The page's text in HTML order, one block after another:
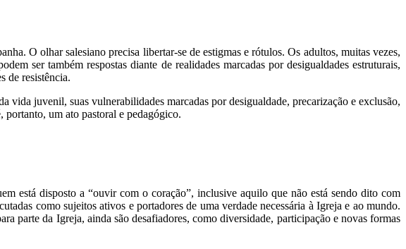
O olhar salesiano precisa libertar-se de estigmas e rótulos. Os adultos, muitas vezes,
ser também respostas diante de realidades marcadas por desigualdades estruturais,
de resistência.
vida juvenil, suas vulnerabilidades marcadas por desigualdade, precarização e exclusão,
portanto, um ato pastoral e pedagógico.
está disposto a “ouvir com o coração”, inclusive aquilo que não está sendo dito com
como sujeitos ativos e portadores de uma verdade necessária à Igreja e ao mundo.
parte da Igreja, ainda são desafiadores, como diversidade, participação e novas formas